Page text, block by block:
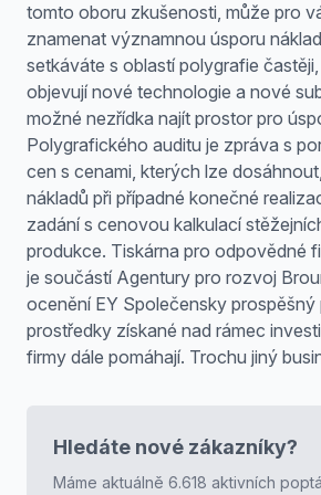
tomto oboru zkušenosti, může pro
znamenat významnou úsporu
setkáváte s oblastí polygrafie
objevují nové technologie a nové
možné nezřídka najít prostor pro
Polygrafického auditu je zpráva s
cen s cenami, kterých lze
nákladů při případné konečné
zadání s cenovou kalkulací
produkce. Tiskárna pro odpovědné
je součástí Agentury pro rozvoj
ocenění EY Společensky
prostředky získané nad rámec
firmy dále pomáhají. Trochu jiný
Hledáte nové zákazníky?
Máme aktuálně 6.618 aktivních